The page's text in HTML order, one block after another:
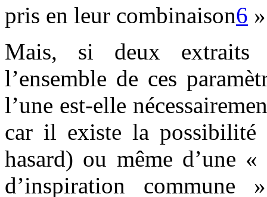
pris en leur combinaison6
Mais, si deux extraits
l’ensemble de ces
l’une est-elle
car il existe la possibilité
hasard) ou même d’une «
d’inspiration commune